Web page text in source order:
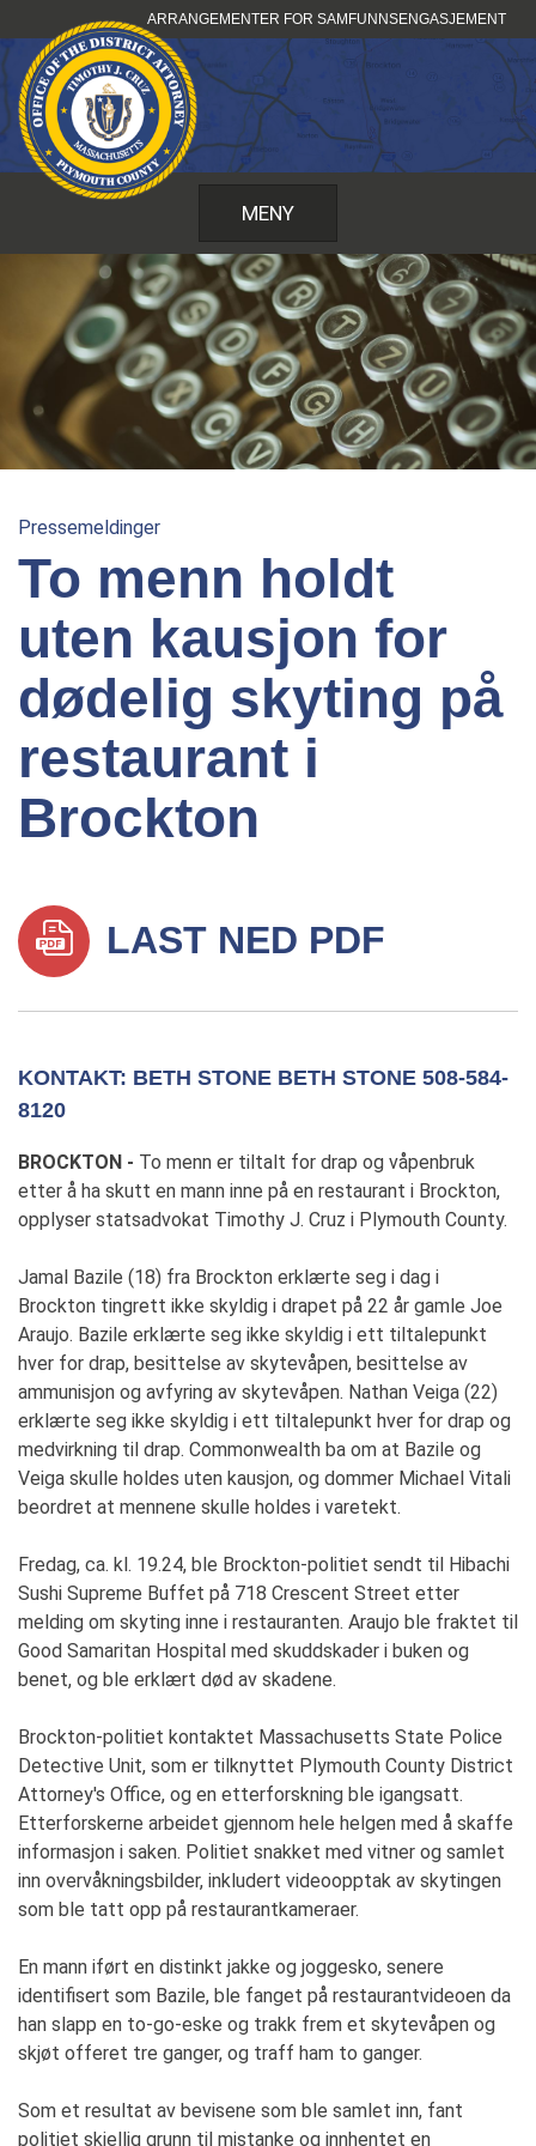
til
innhold
ARRANGEMENTER FOR SAMFUNNSENGASJEMENT
MENY
Pressemeldinger
To menn holdt
uten kausjon for
dødelig skyting på
restaurant i
Brockton
LAST NED PDF
KONTAKT: BETH STONE BETH STONE 508-584-
8120
BROCKTON - To menn er tiltalt for drap og våpenbruk
etter å ha skutt en mann inne på en restaurant i Brockton,
opplyser statsadvokat Timothy J. Cruz i Plymouth County.
Jamal Bazile (18) fra Brockton erklærte seg i dag i
Brockton tingrett ikke skyldig i drapet på 22 år gamle Joe
Araujo. Bazile erklærte seg ikke skyldig i ett tiltalepunkt
hver for drap, besittelse av skytevåpen, besittelse av
ammunisjon og avfyring av skytevåpen. Nathan Veiga (22)
erklærte seg ikke skyldig i ett tiltalepunkt hver for drap og
medvirkning til drap. Commonwealth ba om at Bazile og
Veiga skulle holdes uten kausjon, og dommer Michael Vitali
beordret at mennene skulle holdes i varetekt.
Fredag, ca. kl. 19.24, ble Brockton-politiet sendt til Hibachi
Sushi Supreme Buffet på 718 Crescent Street etter
melding om skyting inne i restauranten. Araujo ble fraktet til
Good Samaritan Hospital med skuddskader i buken og
benet, og ble erklært død av skadene.
Brockton-politiet kontaktet Massachusetts State Police
Detective Unit, som er tilknyttet Plymouth County District
Attorney's Office, og en etterforskning ble igangsatt.
Etterforskerne arbeidet gjennom hele helgen med å skaffe
informasjon i saken. Politiet snakket med vitner og samlet
inn overvåkningsbilder, inkludert videoopptak av skytingen
som ble tatt opp på restaurantkameraer.
En mann iført en distinkt jakke og joggesko, senere
identifisert som Bazile, ble fanget på restaurantvideoen da
han slapp en to-go-eske og trakk frem et skytevåpen og
skjøt offeret tre ganger, og traff ham to ganger.
Som et resultat av bevisene som ble samlet inn, fant
politiet skjellig grunn til mistanke og innhentet en